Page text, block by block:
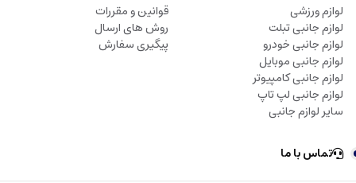
لوازم ورزشی
لوازم جانبی تبلت
لوازم جانبی خودرو
لوازم جانبی موبایل
لوازم جانبی کامپیوتر
لوازم جانبی لپ تاپ
سایر لوازم جانبی
قوانین و مقررات
روش های ارسال
پیگیری سفارش
تماس با ما